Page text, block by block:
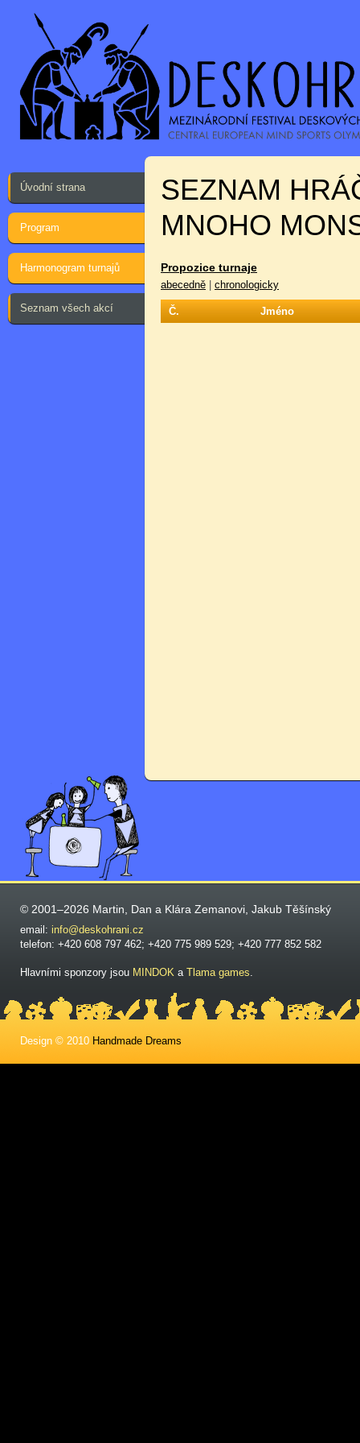
Úvodní strana
Program
Harmonogram turnajů
Seznam všech akcí
SEZNAM
MNOHO
Propozice turnaje
abecedně chronologicky
Č. Jméno
© 2001–2026 Martin, Dan a Klára Zemanovi, Jakub Těšínský
email: info@deskohrani.cz
telefon: +420 608 797 462; +420 775 989 529; +420 777 852 582
Hlavními sponzory jsou MINDOK a Tlama games.
Design © 2010 Handmade Dreams